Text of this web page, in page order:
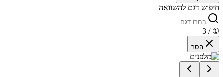
חיפוש דגם להשוואה
①
/ 3
הסר